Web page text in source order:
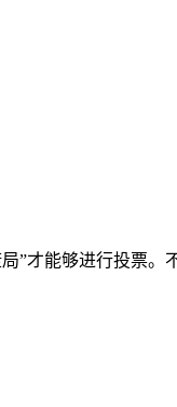
”才能够进行投票。